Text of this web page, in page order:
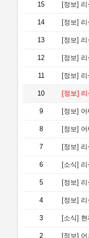
15 [정보]
14 [정보]
13 [정보]
12 [정보]
11 [정보]
10 [정보]
9 [정보]
8 [정보]
7 [정보]
6 [소식]
5 [정보]
4 [정보]
3 [소식]
2 [정보]